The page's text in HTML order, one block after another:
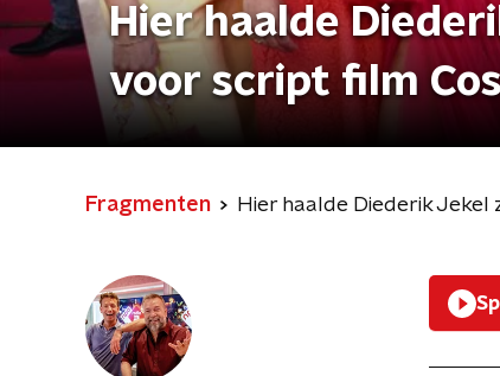
Hier haalde
voor script film
Fragmenten Hier haalde Diederik Jekel